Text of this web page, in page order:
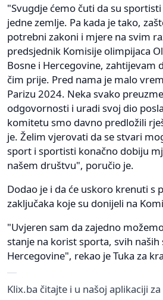
"Svugdje ćemo čuti da su
jedne zemlje. Pa kada je tako,
potrebni zakoni i mjere na svim
predsjednik Komisije olimpijaca
Bosne i Hercegovine, zahtijevam
čim prije. Pred nama je malo
Parizu 2024. Neka svako
odgovornosti i uradi svoj dio
komitetu smo davno predložili
je. Želim vjerovati da se stvari
sport i sportisti konačno dobiju
našem društvu", poručio je.
Dodao je i da će uskoro krenuti s
zaključaka koje su donijeli na
"Uvjeren sam da zajedno
stanje na korist sporta, svih naših
Hercegovine", rekao je Tuka za
Klix.ba čitajte i u našoj aplikaciji za